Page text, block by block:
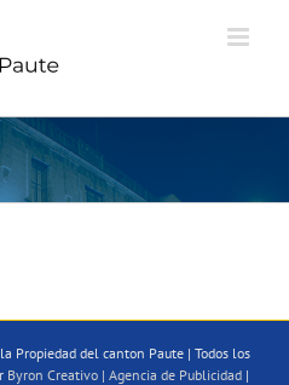
Propiedad del canton Paute | Todos los
Byron Creativo | Agencia de Publicidad |